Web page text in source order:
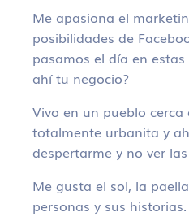
Me apasiona el
posibilidades de
pasamos el día en estas
ahí tu negocio?
Vivo en un pueblo cerca
totalmente urbanita y
despertarme y no ver
Me gusta el sol, la
personas y sus historias.